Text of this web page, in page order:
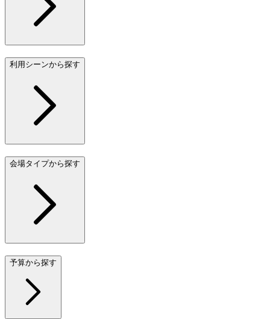
利用シーンから探す
会場タイプから探す
予算から探す